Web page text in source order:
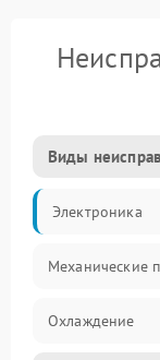
Виды
Электроника
Механические
Охлаждение